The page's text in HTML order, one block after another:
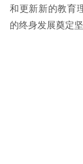
和更新新的教育
的终身发展奠定坚